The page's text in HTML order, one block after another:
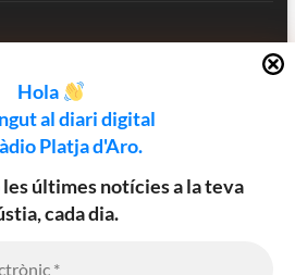
Hola
al diari digital
Platja d'Aro.
últimes notícies a la teva
cada dia.